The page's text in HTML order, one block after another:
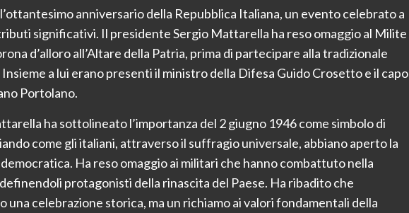
anniversario della Repubblica Italiana, un evento celebrato a
significativi. Il presidente Sergio Mattarella ha reso omaggio al Milite
d’alloro all’Altare della Patria, prima di partecipare alla tradizionale
a lui erano presenti il ministro della Difesa Guido Crosetto e il capo
Portolano.
ha sottolineato l’importanza del 2 giugno 1946 come simbolo di
come gli italiani, attraverso il suffragio universale, abbiano aperto la
Ha reso omaggio ai militari che hanno combattuto nella
protagonisti della rinascita del Paese. Ha ribadito che
una celebrazione storica, ma un richiamo ai valori fondamentali della